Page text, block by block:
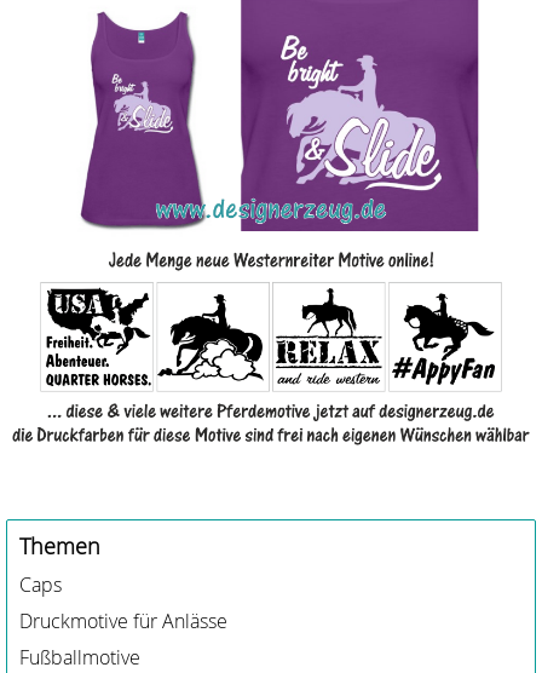
Themen
Caps
Druckmotive für Anlässe
Fußballmotive